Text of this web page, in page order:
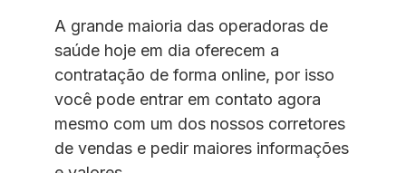
A grande maioria das operadoras de
saúde hoje em dia oferecem a
contratação de forma online, por isso
você pode entrar em contato agora
mesmo com um dos nossos corretores
de vendas e pedir maiores informações